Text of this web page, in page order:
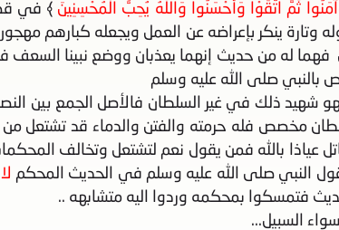
ثُمَّ اتَّقَوْا وَأَحْسَنُوا وَاللَّهُ يُحِبُّ الْمُحْسِنِينَ ﴾ في
وتارة ينكر بإعراضه عن العمل ويجعله كبارهم
فهما له من حديث إنهما يعذبان ووضع نبينا
صلى الله عليه وسلم
شهيد ذلك في غير السلطان فالأصل الجمع بين
مخصص فله حرمته والفتن والدماء قد تشتعل من
عياذا بالله فمن يقول نعم لتشتعل وتخالف
النبي صلى الله عليه وسلم في الحديث المحكم
فتمسكوا بمحكمه وردوا اليه متشابهه ..
السبيل...